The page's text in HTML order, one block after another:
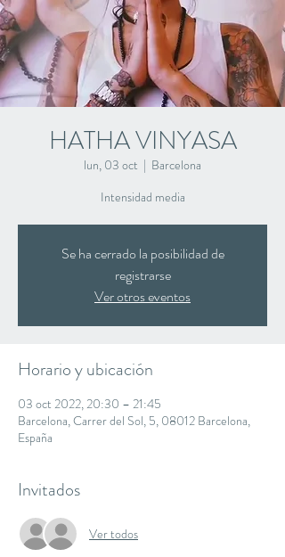
HATHA VINYASA
lun, 03 oct
  |
Barcelona
Intensidad media
Se ha cerrado la posibilidad de
registrarse
Ver otros eventos
Horario y ubicación
03 oct 2022, 20:30 – 21:45
Barcelona, Carrer del Sol, 5, 08012 Barcelona,
España
Invitados
Ver todos